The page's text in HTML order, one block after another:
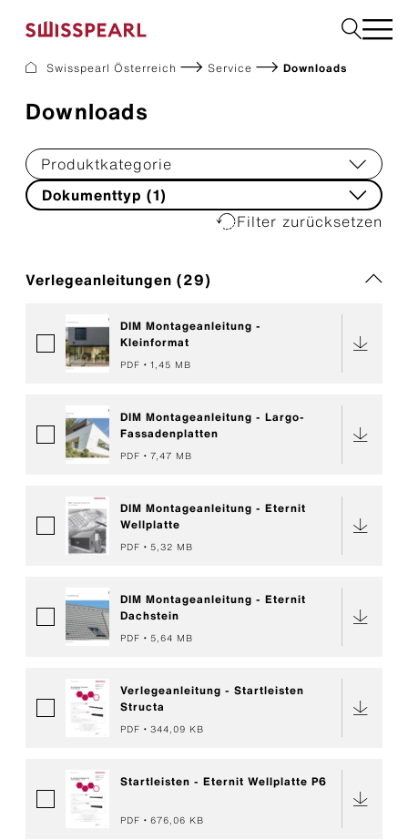
Service
Inspiration
Dach zurück-Aktion
Nachhaltigkeit
Fassade
Interior
Garten
Fachbetrieb finden
Swisspearl Österreich Service Downloads
Downloads
Produktkategorie
Dokumenttyp (1)
Filter zurücksetzen
Verlegeanleitungen (29)
DIM Montageanleitung -
Kleinformat
PDF 1,45 MB
DIM Montageanleitung - Largo-
Fassadenplatten
PDF 7,47 MB
DIM Montageanleitung - Eternit
Wellplatte
PDF 5,32 MB
DIM Montageanleitung - Eternit
Dachstein
PDF 5,64 MB
Verlegeanleitung - Startleisten
Structa
PDF 344,09 KB
Startleisten - Eternit Wellplatte P6
PDF 676,06 KB